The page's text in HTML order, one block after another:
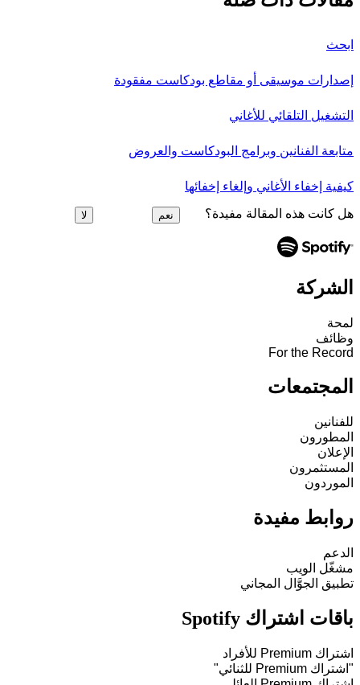
ابحث
إصدارات موسيقى أو مقاطع بودكاست مفقودة
التشغيل التلقائي للأغاني
متابعة الفنانين وبرامج البودكاست والعروض
كيفية إخفاء الأغاني وإلغاء إخفائها
هل كانت هذه المقالة مفيدة؟ نعم لا
الشركة
لمحة
وظائف
For the Record
المجتمعات
للفنانين
المطورون
الإعلان
المستثمرون
الموردون
روابط مفيدة
الدعم
مشغّل الويب
تطبيق الجوَّال المجاني
باقات اشتراك Spotify
اشتراك Premium للأفراد
"اشتراك Premium للثنائي"